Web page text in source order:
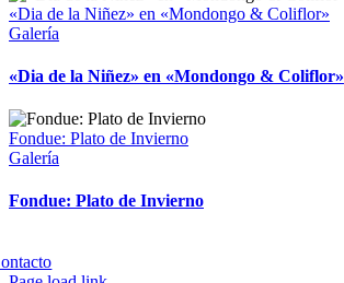
«Dia de la Niñez» en «Mondongo & Coliflor»
Galería
«Dia de la Niñez» en «Mondongo & Coliflor»
Fondue: Plato de Invierno
Galería
Fondue: Plato de Invierno